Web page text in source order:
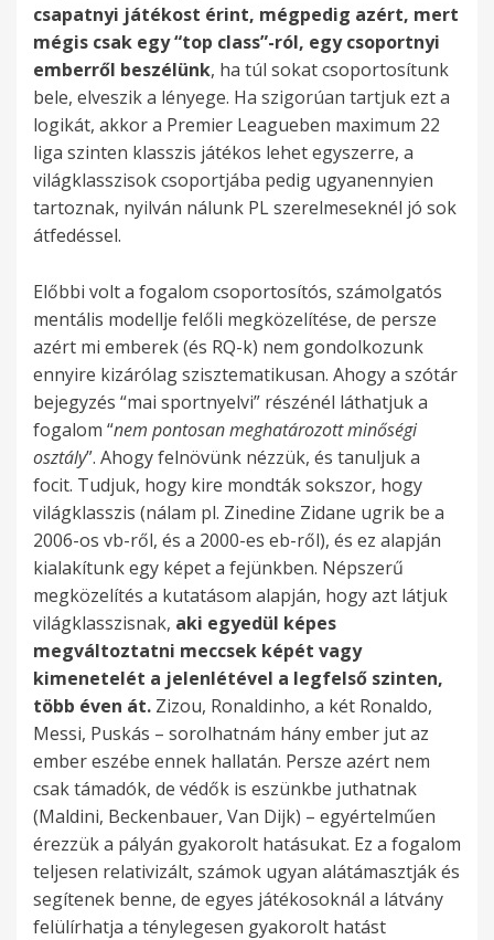
csapatnyi játékost érint, mégpedig azért, mert
mégis csak egy “top class”-ról, egy csoportnyi
emberről beszélünk, ha túl sokat csoportosítunk
bele, elveszik a lényege. Ha szigorúan tartjuk ezt a
logikát, akkor a Premier Leagueben maximum 22
liga szinten klasszis játékos lehet egyszerre, a
világklasszisok csoportjába pedig ugyanennyien
tartoznak, nyilván nálunk PL szerelmeseknél jó sok
átfedéssel.
Előbbi volt a fogalom csoportosítós, számolgatós
mentális modellje felőli megközelítése, de persze
azért mi emberek (és RQ-k) nem gondolkozunk
ennyire kizárólag szisztematikusan. Ahogy a szótár
bejegyzés “mai sportnyelvi” részénél láthatjuk a
fogalom “nem pontosan meghatározott minőségi
osztály”. Ahogy felnövünk nézzük, és tanuljuk a
focit. Tudjuk, hogy kire mondták sokszor, hogy
világklasszis (nálam pl. Zinedine Zidane ugrik be a
2006-os vb-ről, és a 2000-es eb-ről), és ez alapján
kialakítunk egy képet a fejünkben. Népszerű
megközelítés a kutatásom alapján, hogy azt látjuk
világklasszisnak, aki egyedül képes
megváltoztatni meccsek képét vagy
kimenetelét a jelenlétével a legfelső szinten,
több éven át. Zizou, Ronaldinho, a két Ronaldo,
Messi, Puskás – sorolhatnám hány ember jut az
ember eszébe ennek hallatán. Persze azért nem
csak támadók, de védők is eszünkbe juthatnak
(Maldini, Beckenbauer, Van Dijk) – egyértelműen
érezzük a pályán gyakorolt hatásukat. Ez a fogalom
teljesen relativizált, számok ugyan alátámasztják és
segítenek benne, de egyes játékosoknál a látvány
felülírhatja a ténylegesen gyakorolt hatást